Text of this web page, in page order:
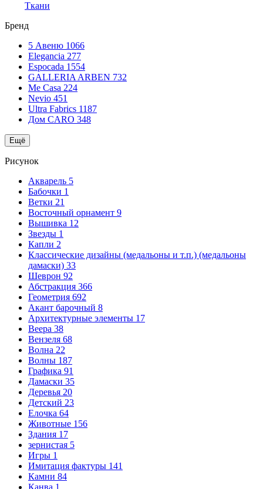
Ткани
Бренд
5 Авеню 1066
Elegancia 277
Espocada 1554
GALLERIA ARBEN 732
Me Casa 224
Nevio 451
Ultra Fabrics 1187
Дом CARO 348
Ещё
Рисунок
Акварель 5
Бабочки 1
Ветки 21
Восточный орнамент 9
Вышивка 12
Звезды 1
Капли 2
Классические дизайны (медальоны и т.п.) (медальоны
дамаски) 33
Шеврон 92
Абстракция 366
Геометрия 692
Акант барочный 8
Архитектурные элементы 17
Веера 38
Вензеля 68
Волна 22
Волны 187
Графика 91
Дамаски 35
Деревья 20
Детский 23
Елочка 64
Животные 156
Здания 17
зернистая 5
Игры 1
Имитация фактуры 141
Камни 84
Канва 1